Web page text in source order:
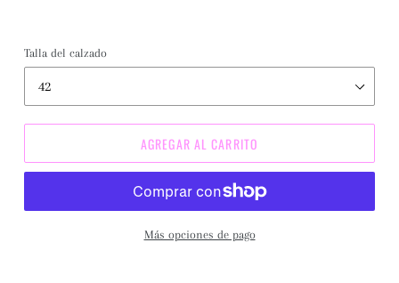
Talla del calzado
AGREGAR AL CARRITO
Más opciones de pago